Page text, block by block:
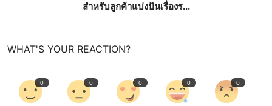
สำหรับลูกค้าแบ่งปันเรื่องร...
WHAT'S YOUR REACTION?
0 0 0 0 0